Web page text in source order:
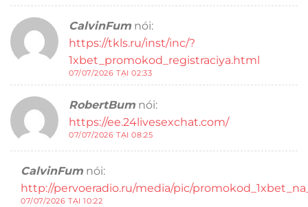
CalvinFum nói:
https://tkls.ru/inst/inc/?
1xbet_promokod_registraciya.html
07/07/2026 TẠI 02:33
RobertBum nói:
https://ee.24livesexchat.com/
07/07/2026 TẠI 08:25
CalvinFum nói:
http://pervoeradio.ru/media/pic/
07/07/2026 TẠI 10:22